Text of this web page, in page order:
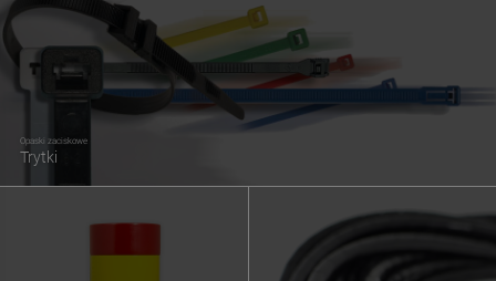
Opaski zaciskowe
Trytki